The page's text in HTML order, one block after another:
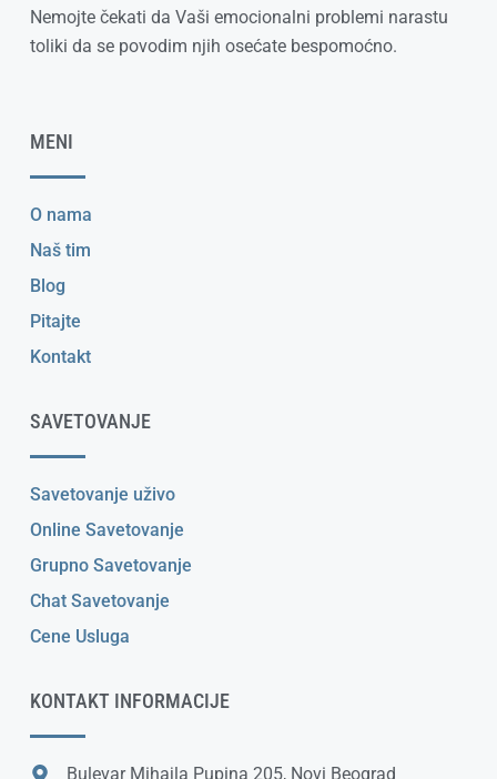
Nemojte čekati da Vaši emocionalni problemi narastu
toliki da se povodim njih osećate bespomoćno.
MENI
O nama
Naš tim
Blog
Pitajte
Kontakt
SAVETOVANJE
Savetovanje uživo
Online Savetovanje
Grupno Savetovanje
Chat Savetovanje
Cene Usluga
KONTAKT INFORMACIJE
Bulevar Mihajla Pupina 205, Novi Beograd